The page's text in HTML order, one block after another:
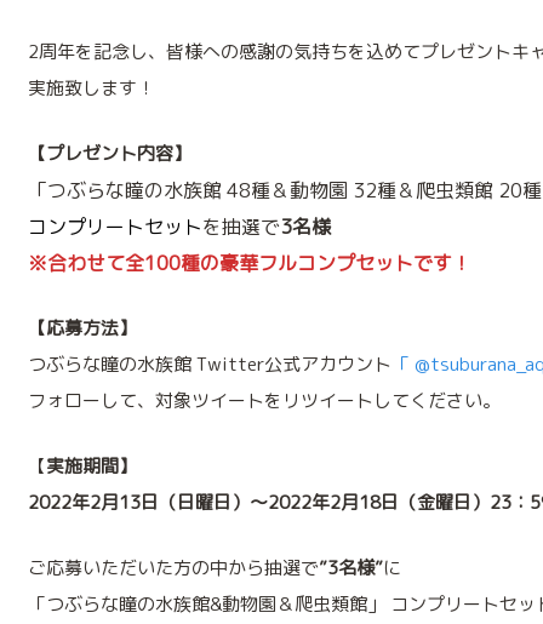
2周年を記念し、皆様への感謝の気持ちを込めてプレゼントキ
実施致します！
【プレゼント内容】
「つぶらな瞳の水族館 48種＆動物園 32種＆爬虫類館 20
コンプリートセットを抽選で3名様
※合わせて全100種の豪華フルコンプセットです！
【応募方法】
つぶらな瞳の水族館 Twitter公式アカウント 「
フォローして、対象ツイートをリツイートしてください。
【実施期間】
2022年2月13日（日曜日）～2022年2月18日（金曜日）23：
ご応募いただいた方の中から抽選で”3名様”に
「つぶらな瞳の水族館&動物園＆爬虫類館」 コンプリートセ